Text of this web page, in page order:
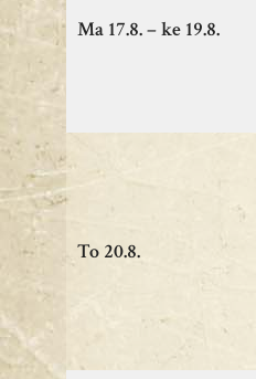
Ma 17.8. – ke 19.8.
To 20.8.